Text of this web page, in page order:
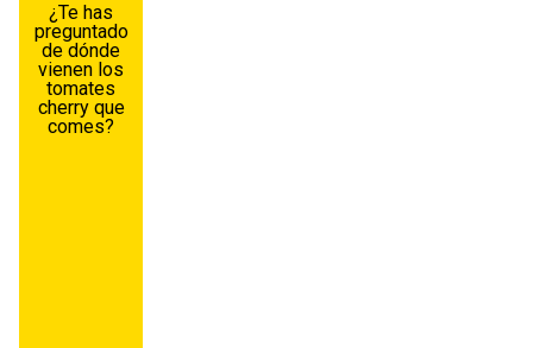
¿Te has
preguntado
de dónde
vienen los
tomates
cherry que
comes?